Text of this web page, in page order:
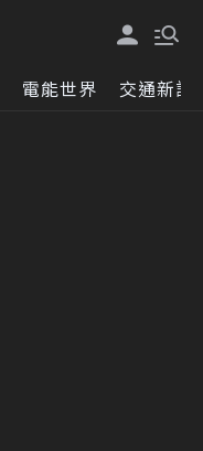
電能世界 交通新訊